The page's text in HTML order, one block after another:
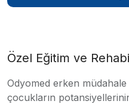
Özel Eğitim ve
Odyomed erken müdahale
çocukların